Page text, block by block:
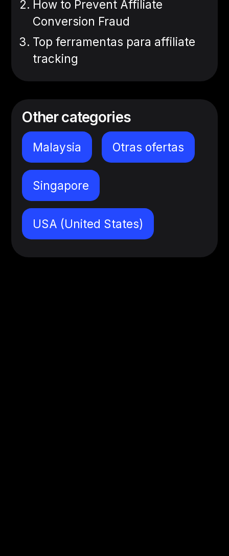
How to Prevent Affiliate
Conversion Fraud
Top ferramentas para affiliate
tracking
Other categories
Malaysia Otras ofertas
Singapore
USA (United States)